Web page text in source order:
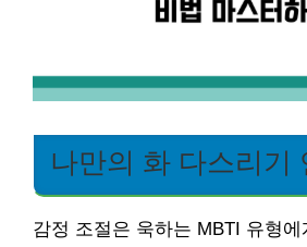
나만의 화 다스리기
감정 조절은 욱하는 MBTI 유형에